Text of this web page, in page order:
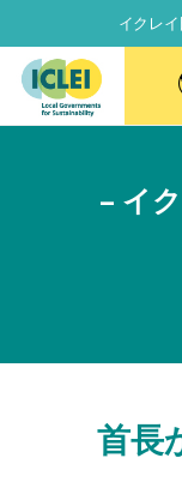
イクレ
Africa
East Asia
Korea Office
– イ
首長